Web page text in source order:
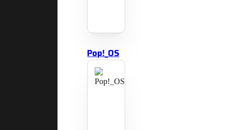
Pop!_OS